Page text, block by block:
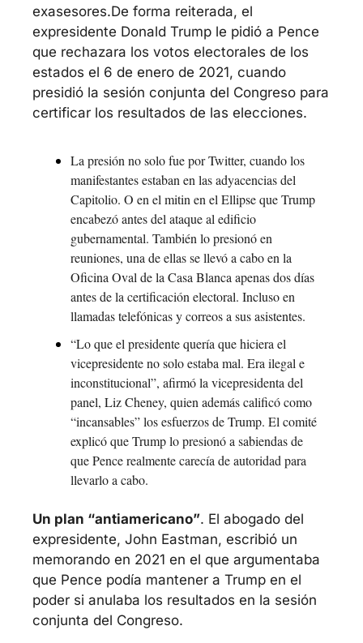
exasesores.De forma reiterada, el
expresidente Donald Trump le pidió a Pence
que rechazara los votos electorales de los
estados el 6 de enero de 2021, cuando
presidió la sesión conjunta del Congreso para
certificar los resultados de las elecciones.
La presión no solo fue por Twitter, cuando los
manifestantes estaban en las adyacencias del
Capitolio. O en el mitin en el Ellipse que Trump
encabezó antes del ataque al edificio
gubernamental. También lo presionó en
reuniones, una de ellas se llevó a cabo en la
Oficina Oval de la Casa Blanca apenas dos días
antes de la certificación electoral. Incluso en
llamadas telefónicas y correos a sus asistentes.
“Lo que el presidente quería que hiciera el
vicepresidente no solo estaba mal. Era ilegal e
inconstitucional”, afirmó la vicepresidenta del
panel, Liz Cheney, quien además calificó como
“incansables” los esfuerzos de Trump. El comité
explicó que Trump lo presionó a sabiendas de
que Pence realmente carecía de autoridad para
llevarlo a cabo.
Un plan “antiamericano”. El abogado del
expresidente, John Eastman, escribió un
memorando en 2021 en el que argumentaba
que Pence podía mantener a Trump en el
poder si anulaba los resultados en la sesión
conjunta del Congreso.